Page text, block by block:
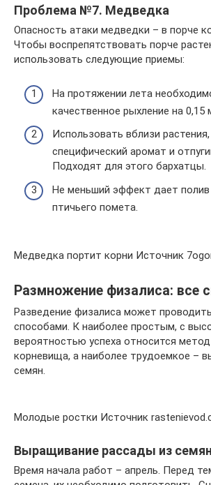
Проблема №7. Медведка
Опасность атаки медведки – в порче
Чтобы воспрепятствовать порче
использовать следующие приемы:
На протяжении лета
качественное рыхление на 0,15
Использовать вблизи
специфический аромат и
Подходят для этого бархатцы.
Не меньший эффект дает
птичьего помета.
Медведка портит корни Источник
Размножение физалиса: все
Разведение физалиса может
способами. К наиболее простым, с
вероятностью успеха относится
корневища, а наиболее трудоемкое –
семян.
Молодые ростки Источник
Выращивание рассады из семян
Время начала работ – апрель. Перед